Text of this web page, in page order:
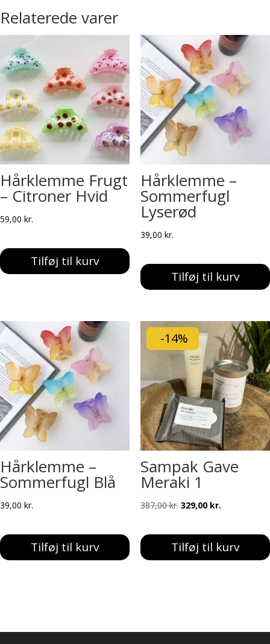
Relaterede varer
Hårklemme Frugt
– Citroner Hvid
59,00 kr.
Tilføj til kurv
Hårklemme –
Sommerfugl
Lyserød
39,00 kr.
Tilføj til kurv
Hårklemme –
Sommerfugl Blå
39,00 kr.
Tilføj til kurv
-14%
Sampak Gave
Meraki 1
387,00kr. Den
pris
var:
329,00 kr.
pris
er:
Tilføj til kurv